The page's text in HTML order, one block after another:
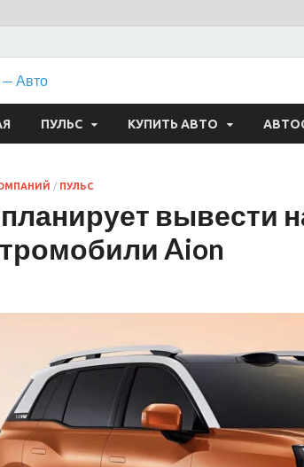
ForPost —
ПУЛЬС КУПИТЬ АВТО
/ ПУЛЬС
планирует вывести
Aion